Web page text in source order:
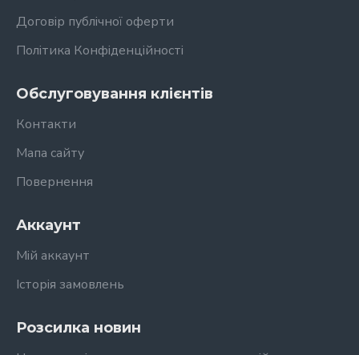
Договір публічної оферти
Політика Конфіденційності
Обслуговування клієнтів
Контакти
Мапа сайту
Повернення
Аккаунт
Мій аккаунт
Історія замовлень
Розсилка новин